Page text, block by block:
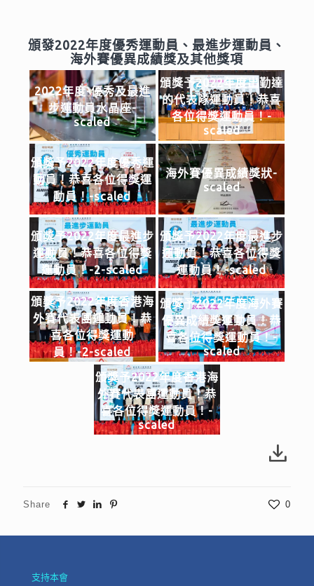
頒發2022年度優秀運動員、最進步運動員、
海外賽優異成績獎及其他獎項
2022年度-優秀及最進
步運動員水晶座-
scaled
頒獎予2022年度出勤達
的代表隊運動員！恭喜
各位得獎運動員！-
scaled
頒獎予2022年度優秀運
動員！恭喜各位得獎運
動員！-scaled
海外賽優異成績獎狀-
scaled
頒獎予2022年度最進步
運動員！恭喜各位得獎
運動員！-2-scaled
頒獎予2022年度最進步
運動員！恭喜各位得獎
運動員！-scaled
頒獎予2022年度香港海
外賽代表團運動員！恭
喜各位得獎運動
員！-2-scaled
頒獎予2022年度海外賽
優異成績獎運動員！恭
喜各位得獎運動員！-
scaled
頒獎予2022年度香港海
外賽代表團運動員！恭
喜各位得獎運動員！-
scaled
Share 0
支持本會